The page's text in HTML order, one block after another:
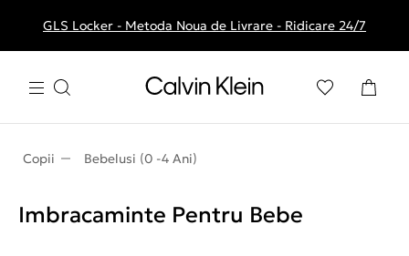
Livrare gratuita la comenzile de peste 250 RON
GLS Locker - Metoda Noua de Livrare - Ridicare 24/7
Copii Bebelusi (0 -4 Ani)
Imbracaminte Pentru Bebe